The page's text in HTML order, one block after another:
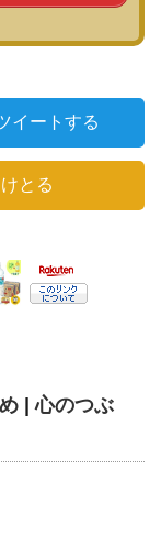
イートする
とる
|心のつぶ